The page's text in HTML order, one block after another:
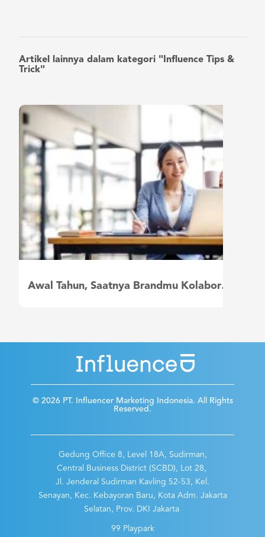
Artikel lainnya dalam kategori "Influence Tips &
Trick"
Awal Tahun, Saatnya Brandmu Kolaborasi dengan Influencer Marketing Platform!
© 2026 PT. Influencer Marketing Indonesia. All Rights
Reserved.
Gedung Office 8, Level 18A, Sudirman,
Central Business District (SCBD), Lot 28,
Jl. Jenderal Sudirman Kavling 52-53, Kel.
Senayan, Kec. Kebayoran Baru, Kota Adm. Jakarta
Selatan, Prov. DKI Jakarta
99 Playpark